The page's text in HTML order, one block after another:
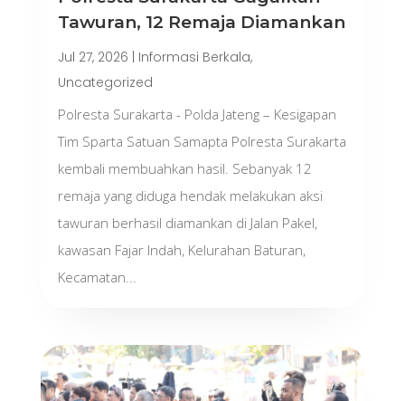
Tawuran, 12 Remaja Diamankan
Jul 27, 2026 | Informasi Berkala,
Uncategorized
Polresta Surakarta - Polda Jateng – Kesigapan
Tim Sparta Satuan Samapta Polresta Surakarta
kembali membuahkan hasil. Sebanyak 12
remaja yang diduga hendak melakukan aksi
tawuran berhasil diamankan di Jalan Pakel,
kawasan Fajar Indah, Kelurahan Baturan,
Kecamatan...